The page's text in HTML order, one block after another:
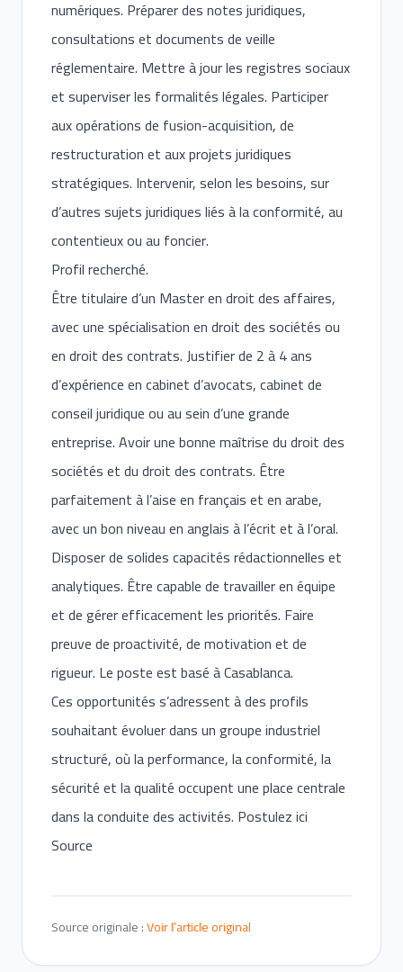
numériques. Préparer des notes juridiques,
consultations et documents de veille
réglementaire. Mettre à jour les registres sociaux
et superviser les formalités légales. Participer
aux opérations de fusion-acquisition, de
restructuration et aux projets juridiques
stratégiques. Intervenir, selon les besoins, sur
d’autres sujets juridiques liés à la conformité, au
contentieux ou au foncier.
Profil recherché.
Être titulaire d’un Master en droit des affaires,
avec une spécialisation en droit des sociétés ou
en droit des contrats. Justifier de 2 à 4 ans
d’expérience en cabinet d’avocats, cabinet de
conseil juridique ou au sein d’une grande
entreprise. Avoir une bonne maîtrise du droit des
sociétés et du droit des contrats. Être
parfaitement à l’aise en français et en arabe,
avec un bon niveau en anglais à l’écrit et à l’oral.
Disposer de solides capacités rédactionnelles et
analytiques. Être capable de travailler en équipe
et de gérer efficacement les priorités. Faire
preuve de proactivité, de motivation et de
rigueur. Le poste est basé à Casablanca.
Ces opportunités s’adressent à des profils
souhaitant évoluer dans un groupe industriel
structuré, où la performance, la conformité, la
sécurité et la qualité occupent une place centrale
dans la conduite des activités. Postulez ici
Source
Source originale :Voir l’article original